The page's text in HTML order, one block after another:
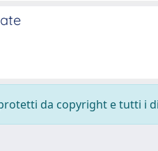
da copyright e tutti i